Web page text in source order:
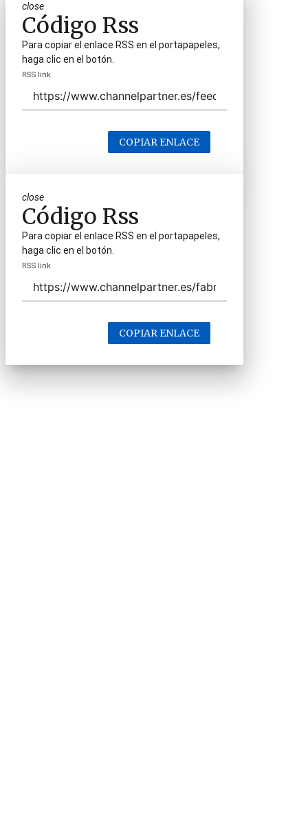
close
Código Rss
Para copiar el enlace RSS en el portapapeles,
haga clic en el botón.
RSS link
COPIAR ENLACE
close
Código Rss
Para copiar el enlace RSS en el portapapeles,
haga clic en el botón.
RSS link
COPIAR ENLACE